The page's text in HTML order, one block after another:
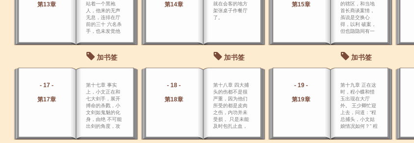
第13章
站着一个黑袍
人，他来的无声
无息，连排在厅
前的三十 六名杀
手，也未发觉他
月也未发觉。
加书签
第14章
就在会客的地方
架张桌子作餐厅
了。
加书签
第15章
的辖区，和当地
首长商谈案情，
虽说是交换心
得，以利 破案，
但也隐隐间有一
道，别人就不好
插口，只有杜望
月出面接下 了。
加书签
- 17 -
第17章
第十七章 事实
上，小文正在和
七大剑手，展开
搏命的杀戮，小
文剑如鬼魅的化
身，由绝 不可能
出剑的角度，攻
- 18 -
第18章
第十八章 四大捕
头的伤都不是很
严重，因为他们
所受的都是皮肉
之伤，内功并未
受损， 只是未能
及时包扎止血，
得有气无力，身
- 19 -
第19章
第十九章 正在这
时，程小蝶和惜
玉出现在大厅
外。 王少卿忙迎
上去，问道：“程
总捕头，小文姑
娘情况如何？” 程
点了昏睡穴，大